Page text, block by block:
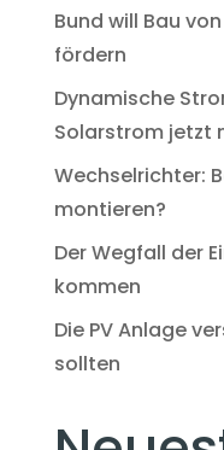
Bund will Bau
fördern
Dynamische
Solarstrom jetzt
Wechselrichter:
montieren?
Der Wegfall der
kommen
Die PV Anlage
sollten